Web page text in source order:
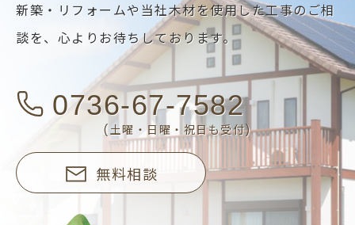
新築・リフォームや当社木材を使用した工事のご相
談を、 心よりお待ちしております。
0736-67-7582
(土曜・日曜・祝日も受付)
無料相談